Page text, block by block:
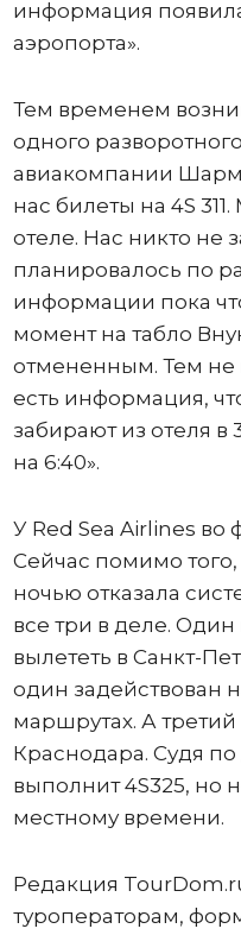
информация
аэропорта».
Тем временем
одного
авиакомпании
нас билеты на 4S
отеле. Нас никто не
планировалось по
информации пока
момент на табло
отмененным. Тем не
есть информация,
забирают из отеля в
на 6:40».
У Red Sea Airlines во
Сейчас помимо
ночью отказала
все три в деле. Один
вылететь в Санкт-
один задействован
маршрутах. А
Краснодара. Судя
выполнит 4S325, но
местному времени.
Редакция
туроператорам,